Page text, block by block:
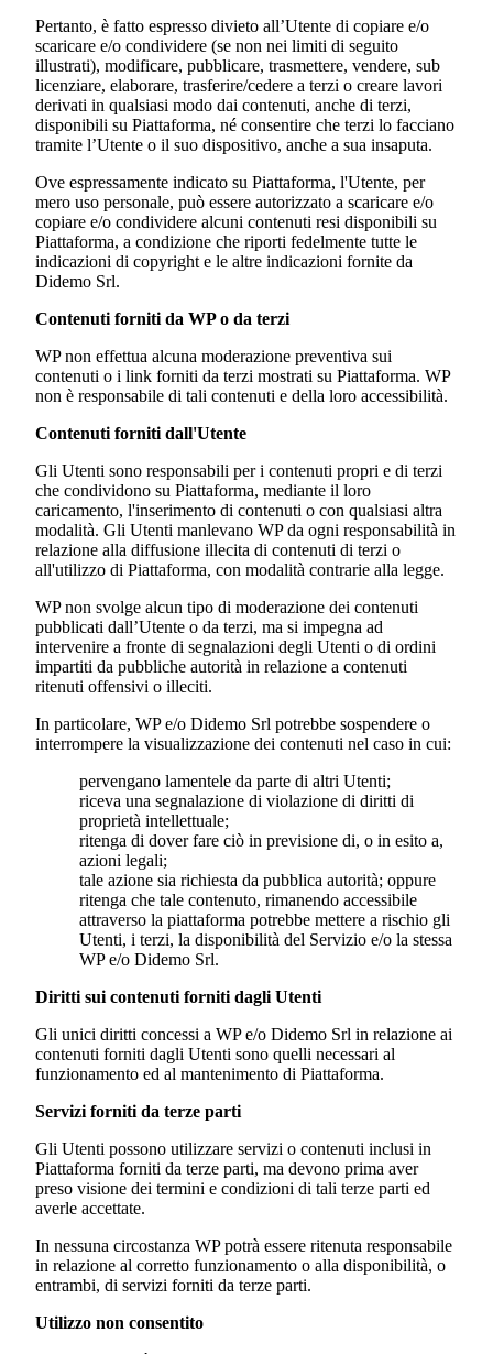
Pertanto, è fatto espresso divieto all’Utente di copiare e/o
scaricare e/o condividere (se non nei limiti di seguito
illustrati), modificare, pubblicare, trasmettere, vendere, sub
licenziare, elaborare, trasferire/cedere a terzi o creare lavori
derivati in qualsiasi modo dai contenuti, anche di terzi,
disponibili su Piattaforma, né consentire che terzi lo facciano
tramite l’Utente o il suo dispositivo, anche a sua insaputa.
Ove espressamente indicato su Piattaforma, l'Utente, per
mero uso personale, può essere autorizzato a scaricare e/o
copiare e/o condividere alcuni contenuti resi disponibili su
Piattaforma, a condizione che riporti fedelmente tutte le
indicazioni di copyright e le altre indicazioni fornite da
Didemo Srl.
Contenuti forniti da WP o da terzi
WP non effettua alcuna moderazione preventiva sui
contenuti o i link forniti da terzi mostrati su Piattaforma. WP
non è responsabile di tali contenuti e della loro accessibilità.
Contenuti forniti dall'Utente
Gli Utenti sono responsabili per i contenuti propri e di terzi
che condividono su Piattaforma, mediante il loro
caricamento, l'inserimento di contenuti o con qualsiasi altra
modalità. Gli Utenti manlevano WP da ogni responsabilità in
relazione alla diffusione illecita di contenuti di terzi o
all'utilizzo di Piattaforma, con modalità contrarie alla legge.
WP non svolge alcun tipo di moderazione dei contenuti
pubblicati dall’Utente o da terzi, ma si impegna ad
intervenire a fronte di segnalazioni degli Utenti o di ordini
impartiti da pubbliche autorità in relazione a contenuti
ritenuti offensivi o illeciti.
In particolare, WP e/o Didemo Srl potrebbe sospendere o
interrompere la visualizzazione dei contenuti nel caso in cui:
pervengano lamentele da parte di altri Utenti;
riceva una segnalazione di violazione di diritti di
proprietà intellettuale;
ritenga di dover fare ciò in previsione di, o in esito a,
azioni legali;
tale azione sia richiesta da pubblica autorità; oppure
ritenga che tale contenuto, rimanendo accessibile
attraverso la piattaforma potrebbe mettere a rischio gli
Utenti, i terzi, la disponibilità del Servizio e/o la stessa
WP e/o Didemo Srl.
Diritti sui contenuti forniti dagli Utenti
Gli unici diritti concessi a WP e/o Didemo Srl in relazione ai
contenuti forniti dagli Utenti sono quelli necessari al
funzionamento ed al mantenimento di Piattaforma.
Servizi forniti da terze parti
Gli Utenti possono utilizzare servizi o contenuti inclusi in
Piattaforma forniti da terze parti, ma devono prima aver
preso visione dei termini e condizioni di tali terze parti ed
averle accettate.
In nessuna circostanza WP potrà essere ritenuta responsabile
in relazione al corretto funzionamento o alla disponibilità, o
entrambi, di servizi forniti da terze parti.
Utilizzo non consentito